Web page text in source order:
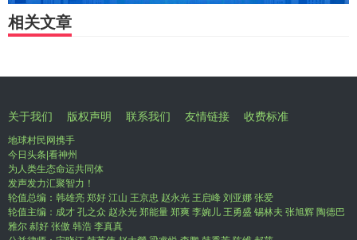
相关文章
关于我们 版权声明 联系我们 友情链接 收费标准
地球村民网携手
今日头条|看神州
为人类生态命运共同体
发声发力汇聚智力！
轮值总编：韩雄亮 郑好 江山 王京忠 赵永光 王启峰 刘亚娜 张爱
轮值主编：成才 孔之众 赵永光 郑能量 郑爽 李婉儿 王勇盛 锡林夫 张旭辉 陶德巴
雅尔 郝好 张傲 韩浩 李真真